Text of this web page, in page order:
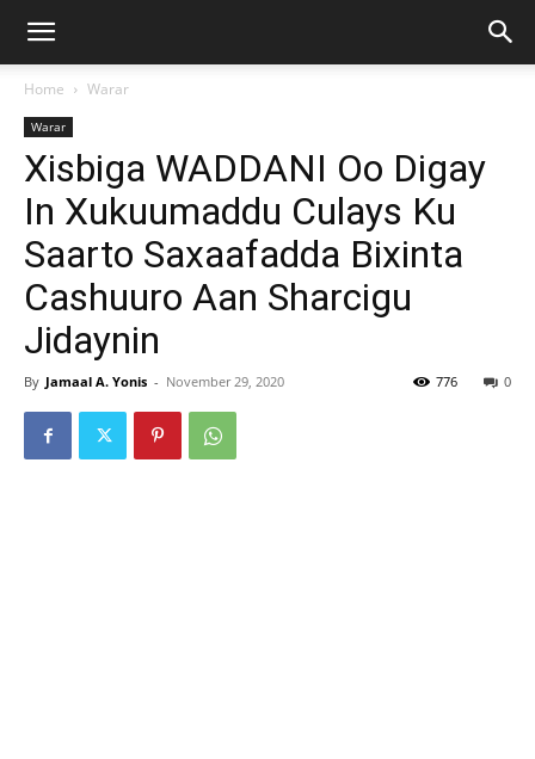
Home Warar
Warar
Xisbiga WADDANI Oo Digay
In Xukuumaddu Culays Ku
Saarto Saxaafadda Bixinta
Cashuuro Aan Sharcigu
Jidaynin
By Jamaal A. Yonis - November 29, 2020 0
776